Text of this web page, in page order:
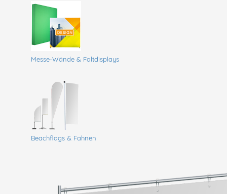
Messe-Wände & Faltdisplays
Beachflags & Fahnen